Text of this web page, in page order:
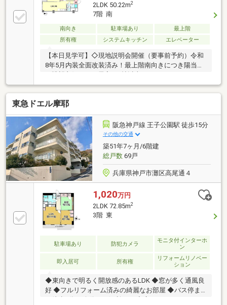
2LDK 50.22m2
7階 南
南向き 駐車場あり
最上階
所有権
システムキッチン エレベーター
【本日見学可】◇現地説明会開催（要事前予約）令和
8年5月内装全面改装済み！最上階南向きにつき陽当た
なっております。ジェットバス有り！
東急ドエル摩耶
阪急神戸線 王子公園駅 徒歩15分
その他の交通
築51年7ヶ月/6階建
総戸数69戸
兵庫県神戸市灘区高尾通４
1,020万円
2LDK 72.85m2
3階 東
駐車場あり 防犯カメラ
モニタ付インターホ
ン
即入居可 所有権
リフォームリノベー
ション
◆東向きで明るく開放感のあるLDK ◆窓が多く通風良
好 ◆フルリフォーム済みの綺麗なお部屋 ◆バス停ま